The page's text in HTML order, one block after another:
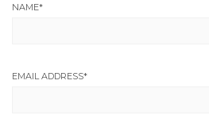
NAME*
EMAIL ADDRESS*